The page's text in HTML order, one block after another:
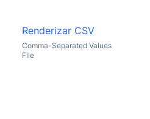
Renderizar CSV
Comma-Separated Values
File